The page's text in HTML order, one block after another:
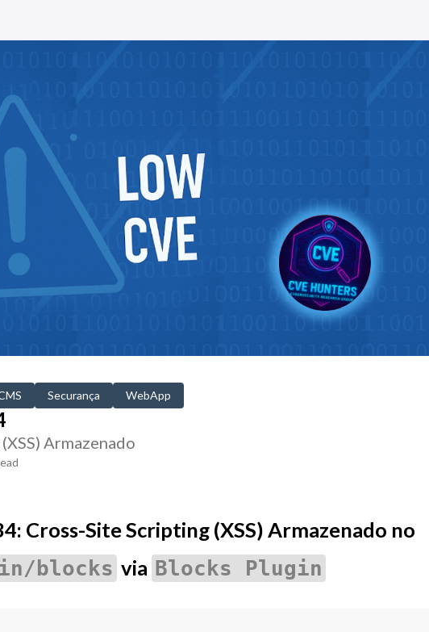
Securança WebApp
Armazenado
Cross-Site Scripting (XSS) Armazenado no
blocks via Blocks Plugin